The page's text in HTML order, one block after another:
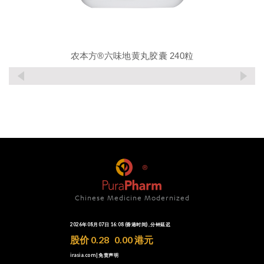
农本方®六味地黄丸胶囊 240粒
Chinese Medicine Modernized